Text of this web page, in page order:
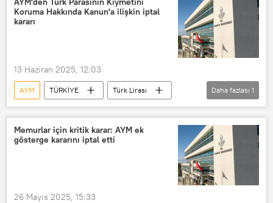
Koruma Hakkında Kanun'a ilişkin iptal
kararı
13 Haziran 2025, 12:03
AYM TÜRKİYE
Türk Lirası
iptal
Daha fazlası 1
Memurlar için kritik karar: AYM ek
gösterge kararını iptal etti
26 Mayıs 2025, 15:33